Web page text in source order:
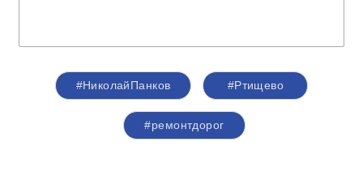
#НиколайПанков #Ртищево
#ремонтдорог